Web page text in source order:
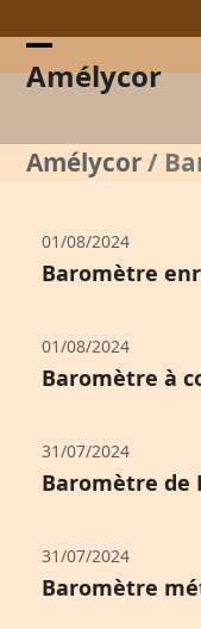
to
contentAmélycor
Open
menu
Close
menu
Amélycor/
01/08/2024
Baromètre
01/08/2024
Baromètre à
31/07/2024
Baromètre de
31/07/2024
Baromètre